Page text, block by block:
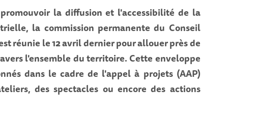
la diffusion et l'accessibilité de la
la commission permanente du Conseil
réunie le 12 avril dernier pour allouer près de
l'ensemble du territoire. Cette enveloppe
dans le cadre de l'appel à projets (AAP)
des spectacles ou encore des actions